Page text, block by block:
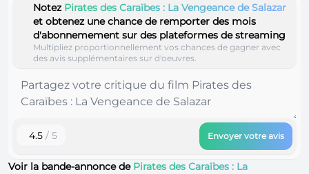
Notez Pirates des Caraïbes : La Vengeance de Salazar
et obtenez une chance de remporter des mois
d'abonnemement sur des plateformes de streaming
Multipliez proportionnellement vos chances de gagner avec
des avis supplémentaires sur d'oeuvres.
4.5 / 5 Envoyer votre avis
Voir la bande-annonce de Pirates des Caraïbes : La